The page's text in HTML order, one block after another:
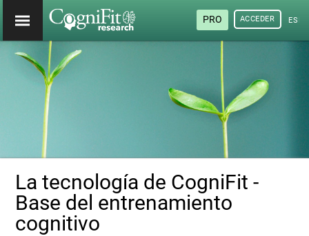
PRO ACCEDER
La tecnología de CogniFit -
Base del entrenamiento
cognitivo